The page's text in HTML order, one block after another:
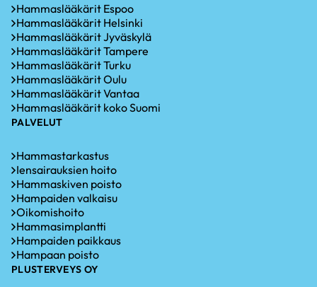
Hammaslääkärit Espoo
Hammaslääkärit Helsinki
Hammaslääkärit Jyväskylä
Hammaslääkärit Tampere
Hammaslääkärit Turku
Hammaslääkärit Oulu
Hammaslääkärit Vantaa
Hammaslääkärit koko Suomi
PALVELUT
Hammastarkastus
Iensairauksien hoito
Hammaskiven poisto
Hampaiden valkaisu
Oikomishoito
Hammasimplantti
Hampaiden paikkaus
Hampaan poisto
PLUSTERVEYS OY